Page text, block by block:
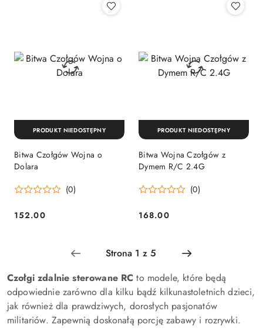
Bitwa Czołgów Wojna o
Dolara
(0)
Cena:
152.00
PRODUKT NIEDOSTĘPNY
Bitwa Wojna Czołgów z
Dymem R/C 2.4G
(0)
Cena:
168.00
PRODUKT NIEDOSTĘPNY
Czołgi zdalnie sterowane RC to modele, które będą
odpowiednie zarówno dla kilku bądź kilkunastoletnich dzieci,
jak również dla prawdziwych, dorosłych pasjonatów
militariów. Zapewnią doskonałą porcję zabawy i rozrywki.